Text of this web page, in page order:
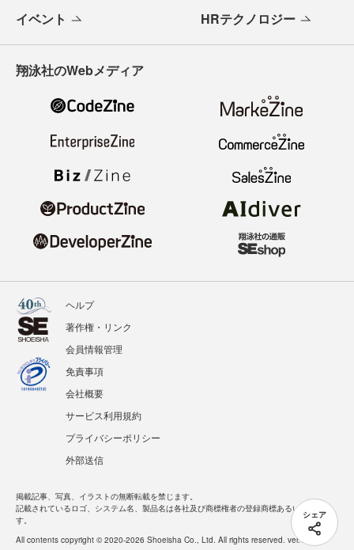
シェア
イベント HRテクノロジー
翔泳社のWebメディア
ヘルプ
著作権・リンク
会員情報管理
免責事項
会社概要
サービス利用規約
プライバシーポリシー
外部送信
掲載記事、写真、イラストの無断転載を禁じます。
記載されているロゴ、システム名、製品名は各社及び商標権者の登録商標あるいは商標で
す。
All contents copyright © 2020-2026 Shoeisha Co., Ltd. All rights reserved. ver.1.5